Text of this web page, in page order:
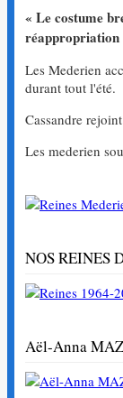
« Le costume
réappropriation
Les Mederien
durant tout l'été.
Cassandre
Les mederien
NOS REINES
Aël-Anna